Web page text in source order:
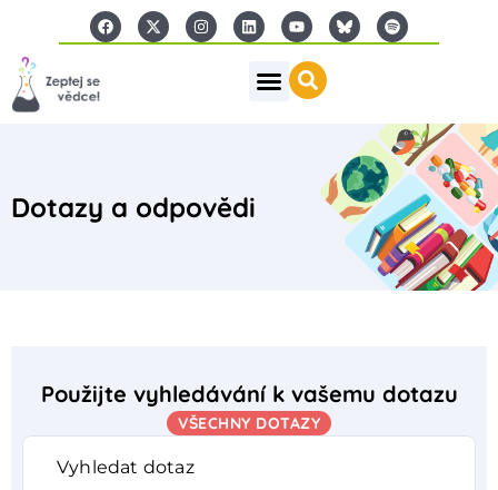
Dotazy a odpovědi
Použijte vyhledávání k vašemu dotazu
VŠECHNY DOTAZY